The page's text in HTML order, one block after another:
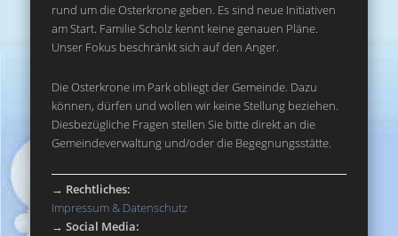
rund um die Osterkrone geben. Es sind neue Initiativen
am Start. Familie Scholz kennt keine genauen Pläne.
Unser Fokus beschränkt sich auf den Anger.
Die Osterkrone im Park obliegt der Gemeinde. Dazu
können, dürfen und wollen wir keine Stellung beziehen.
Diesbezügliche Fragen stellen Sie bitte direkt an die
Gemeindeverwaltung und/oder die Begegnungsstätte.
→ Rechtliches:
Impressum & Datenschutz
→Social Media: